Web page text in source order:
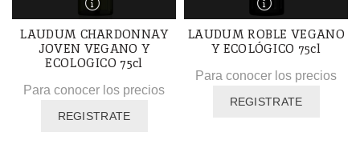
LAUDUM CHARDONNAY
JOVEN VEGANO Y
ECOLOGICO 75cl
Para conocer los precios
REGISTRATE
LAUDUM ROBLE VEGANO
Y ECOLÓGICO 75cl
Para conocer los precios
REGISTRATE